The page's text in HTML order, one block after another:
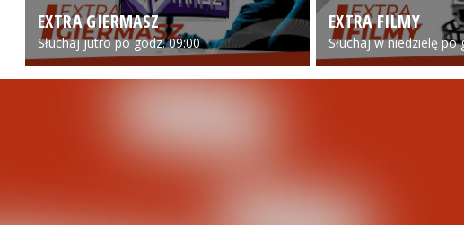
EXTRA GIERMASZ
Słuchaj jutro po godz. 09:00
EXTRA FILMY
Słuchaj w niedzielę po